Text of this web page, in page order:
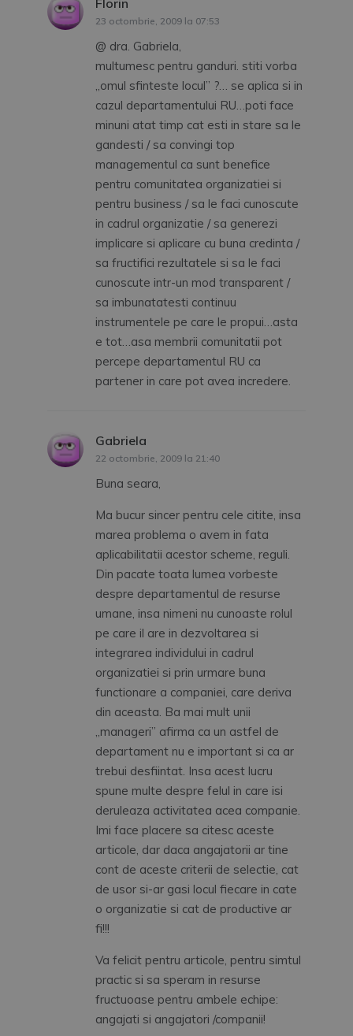
Florin
23 octombrie, 2009 la 07:53
@ dra. Gabriela,
multumesc pentru ganduri. stiti vorba
„omul sfinteste locul” ?… se aplica si in
cazul departamentului RU…poti face
minuni atat timp cat esti in stare sa le
gandesti / sa convingi top
managementul ca sunt benefice
pentru comunitatea organizatiei si
pentru business / sa le faci cunoscute
in cadrul organizatie / sa generezi
implicare si aplicare cu buna credinta /
sa fructifici rezultatele si sa le faci
cunoscute intr-un mod transparent /
sa imbunatatesti continuu
instrumentele pe care le propui…asta
e tot…asa membrii comunitatii pot
percepe departamentul RU ca
partener in care pot avea incredere.
Gabriela
22 octombrie, 2009 la 21:40
Buna seara,
Ma bucur sincer pentru cele citite, insa
marea problema o avem in fata
aplicabilitatii acestor scheme, reguli.
Din pacate toata lumea vorbeste
despre departamentul de resurse
umane, insa nimeni nu cunoaste rolul
pe care il are in dezvoltarea si
integrarea individului in cadrul
organizatiei si prin urmare buna
functionare a companiei, care deriva
din aceasta. Ba mai mult unii
„manageri” afirma ca un astfel de
departament nu e important si ca ar
trebui desfiintat. Insa acest lucru
spune multe despre felul in care isi
deruleaza activitatea acea companie.
Imi face placere sa citesc aceste
articole, dar daca angajatorii ar tine
cont de aceste criterii de selectie, cat
de usor si-ar gasi locul fiecare in cate
o organizatie si cat de productive ar
fi!!!
Va felicit pentru articole, pentru simtul
practic si sa speram in resurse
fructuoase pentru ambele echipe:
angajati si angajatori /companii!